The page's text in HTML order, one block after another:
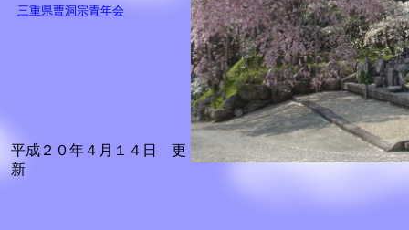
三重県曹洞宗青年会
平成２０年４月１４日 更
新